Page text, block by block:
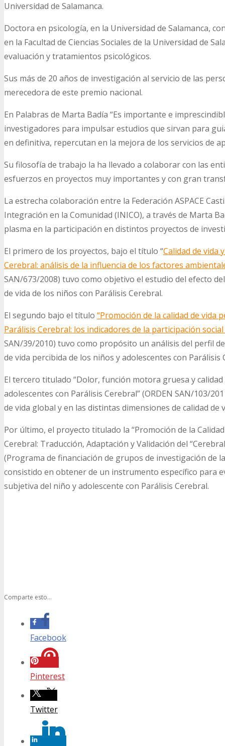
Universidad de Salamanca.
Doctora en psicología, en la Universidad de Salamanca,
en la Facultad de Ciencias Sociales de la Universidad de
evaluación y tratamientos psicológicos.
Sus más de 20 años de investigación al servicio de las
merecedora de este premio nacional.
En Palabras de Marta Badía “Es importante e
investigadores para impulsar estudios que sirvan para
en definitiva, repercutan en la mejora de los servicios de
Su filosofía de trabajo la ha llevado a colaborar con las
esfuerzos en proyectos muy importantes y con gran
La estrecha colaboración entre la Federación ASPACE
Integración en la Comunidad (INICO), a través de Marta
plasma en la participación en distintos proyectos de
El primero de los proyectos, bajo el título “Calidad de vida
Cerebral: análisis de la influencia de los factores
SAN/673/2008) tuvo como objetivo el estudio del efecto
de vida de los niños con Parálisis Cerebral.
El segundo bajo el título “Promoción de la calidad de vida
Parálisis Cerebral: los indicadores de la participación
SAN/39/2010) tuvo como propósito un análisis del perfil
de vida percibida de los niños y adolescentes con Parálisis
El tercero titulado “Dolor, función motora gruesa y
adolescentes con Parálisis Cerebral” (ORDEN SAN/103/
de vida global y en las distintas dimensiones de calidad de
Por último, el proyecto titulado la “Promoción de la
Cerebral: Traducción, Adaptación y Validación del
(Programa de financiación de grupos de investigación de
consistido en obtener de un instrumento específico para
subjetiva del niño y adolescente con Parálisis Cerebral.
Comparte esto...
Facebook
Pinterest
Twitter